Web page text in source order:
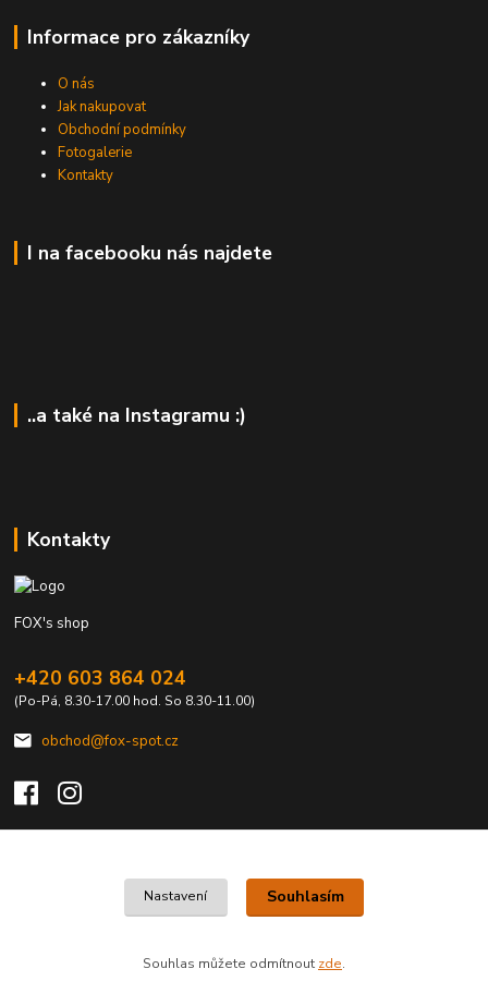
Informace pro zákazníky
O nás
Jak nakupovat
Obchodní podmínky
Fotogalerie
Kontakty
I na facebooku nás najdete
..a také na Instagramu :)
Kontakty
FOX's shop
+420 603 864 024
(Po-Pá, 8.30-17.00 hod. So 8.30-11.00)
obchod@fox-spot.cz
Upravit sběr cookies.
FOX's elektro z vašeho města
Nastavení Souhlasím
Souhlas můžete odmítnout zde.